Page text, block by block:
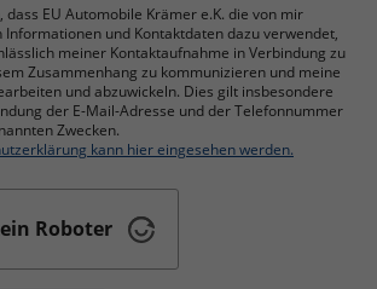
dass EU Automobile Krämer e.K. die von mir
und Kontaktdaten dazu verwendet,
meiner Kontaktaufnahme in Verbindung zu
Zusammenhang zu kommunizieren und meine
und abzuwickeln. Dies gilt insbesondere
der E-Mail-Adresse und der Telefonnummer
Zwecken.
kann hier eingesehen werden.
Roboter